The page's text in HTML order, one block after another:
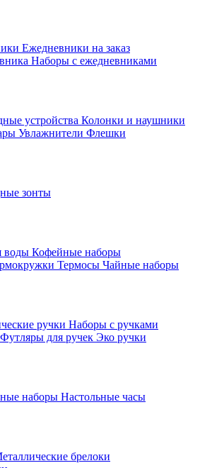
Ежедневники на заказ
Наборы с ежедневниками
устройства Колонки и наушники
Увлажнители Флешки
зонты
воды Кофейные наборы
Термосы Чайные наборы
ручки Наборы с ручками
Футляры для ручек Эко ручки
наборы Настольные часы
брелоки